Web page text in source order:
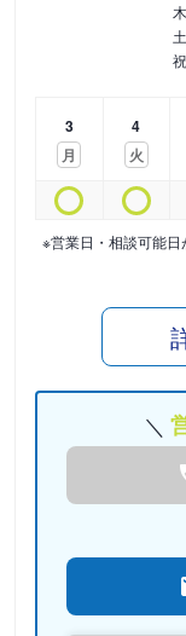
3
月
4
火
※営業日・相談可能